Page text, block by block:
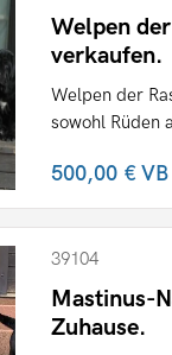
Welpen
verkaufen.
Welpen der
sowohl Rüden
500,00 €VB
39104
Mastinus-
Zuhause.